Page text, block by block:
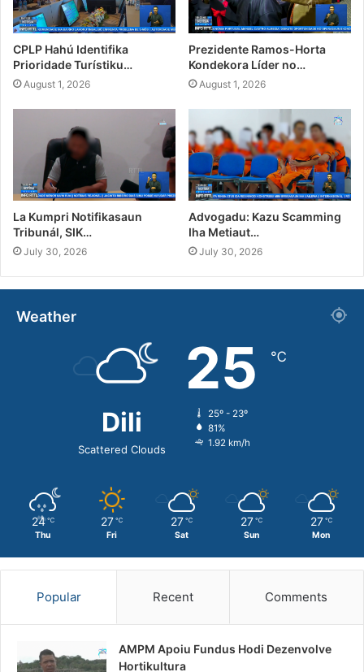
CPLP Hahú Identifika
Prioridade Turístiku…
August 1, 2026
Prezidente Ramos-Horta
Kondekora Líder no…
August 1, 2026
La Kumpri Notifikasaun
Tribunál, SIK…
July 30, 2026
Advogadu: Kazu Scamming
Iha Metiaut…
July 30, 2026
Weather
Dili
Scattered Clouds
25 ℃
25º - 23º
81%
1.92 km/h
24 ℃
Thu
27 ℃
Fri
27 ℃
Sat
27 ℃
Sun
27 ℃
Mon
Popular Recent Comments
AMPM Apoiu Fundus Hodi Dezenvolve
Hortikultura